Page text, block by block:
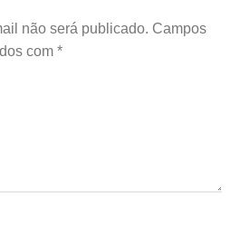
não será publicado. Campos
com *